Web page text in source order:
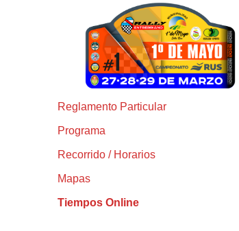
Reglamento Particular
Programa
Recorrido / Horarios
Mapas
Tiempos Online